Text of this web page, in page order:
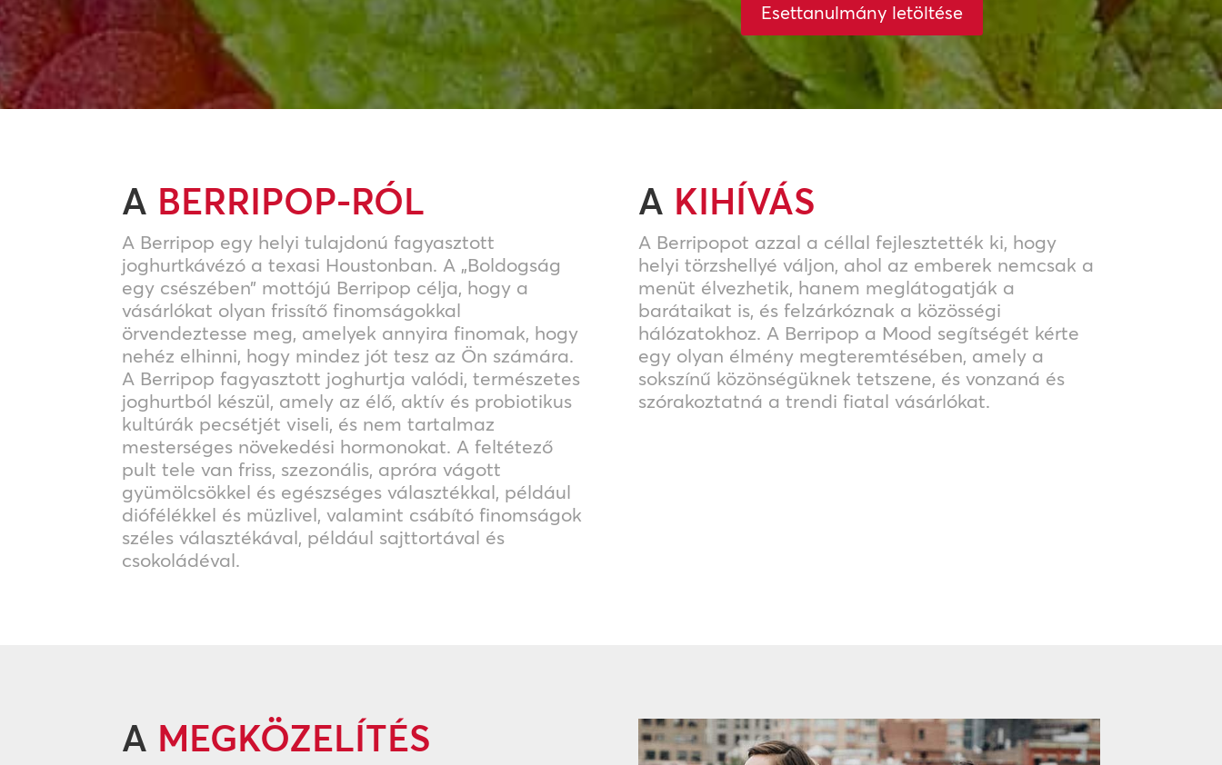
Esettanulmány letöltése
A BERRIPOP-RÓL
A Berripop egy helyi tulajdonú fagyasztott
joghurtkávézó a texasi Houstonban. A „Boldogság
egy csészében” mottójú Berripop célja, hogy a
vásárlókat olyan frissítő finomságokkal
örvendeztesse meg, amelyek annyira finomak, hogy
nehéz elhinni, hogy mindez jót tesz az Ön számára.
A Berripop fagyasztott joghurtja valódi, természetes
joghurtból készül, amely az élő, aktív és probiotikus
kultúrák pecsétjét viseli, és nem tartalmaz
mesterséges növekedési hormonokat. A feltétező
pult tele van friss, szezonális, apróra vágott
gyümölcsökkel és egészséges választékkal, például
diófélékkel és müzlivel, valamint csábító finomságok
széles választékával, például sajttortával és
csokoládéval.
A KIHÍVÁS
A Berripopot azzal a céllal fejlesztették ki, hogy
helyi törzshellyé váljon, ahol az emberek nemcsak a
menüt élvezhetik, hanem meglátogatják a
barátaikat is, és felzárkóznak a közösségi
hálózatokhoz. A Berripop a Mood segítségét kérte
egy olyan élmény megteremtésében, amely a
sokszínű közönségüknek tetszene, és vonzaná és
szórakoztatná a trendi fiatal vásárlókat.
A MEGKÖZELÍTÉS